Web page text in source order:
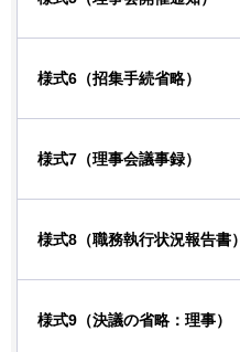
様式6（招集手続省略）
様式7（理事会議事録）
様式8（職務執行状況報告書）
様式9（決議の省略：理事）